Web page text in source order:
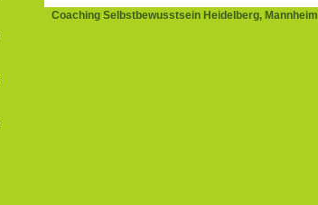
Coaching Selbstbewusstsein Heidelberg, Mannheim